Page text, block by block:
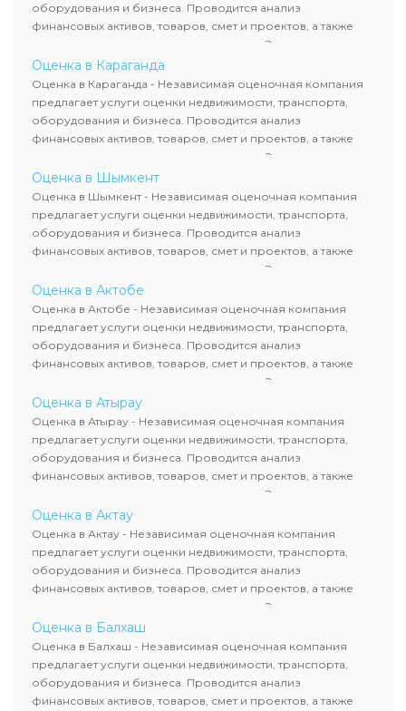
сделок, кредитования и судебных процессов.
оборудования и бизнеса. Проводится анализ
финансовых активов, товаров, смет и проектов, а также
оценка животных и недропользования. Эксперты
определяют рыночную стоимость имущества и
рассчитывают ущерб. Все отчеты соответствуют
требованиям законодательства и используются для
сделок, кредитования и судебных процессов.
Оценка в Караганда
Оценка в Караганда - Независимая оценочная компания
предлагает услуги оценки недвижимости, транспорта,
оборудования и бизнеса. Проводится анализ
финансовых активов, товаров, смет и проектов, а также
оценка животных и недропользования. Эксперты
определяют рыночную стоимость имущества и
рассчитывают ущерб. Все отчеты соответствуют
требованиям законодательства и используются для
сделок, кредитования и судебных процессов.
Оценка в Шымкент
Оценка в Шымкент - Независимая оценочная компания
предлагает услуги оценки недвижимости, транспорта,
оборудования и бизнеса. Проводится анализ
финансовых активов, товаров, смет и проектов, а также
оценка животных и недропользования. Эксперты
определяют рыночную стоимость имущества и
рассчитывают ущерб. Все отчеты соответствуют
требованиям законодательства и используются для
сделок, кредитования и судебных процессов.
Оценка в Актобе
Оценка в Актобе - Независимая оценочная компания
предлагает услуги оценки недвижимости, транспорта,
оборудования и бизнеса. Проводится анализ
финансовых активов, товаров, смет и проектов, а также
оценка животных и недропользования. Эксперты
определяют рыночную стоимость имущества и
рассчитывают ущерб. Все отчеты соответствуют
требованиям законодательства и используются для
сделок, кредитования и судебных процессов.
Оценка в Атырау
Оценка в Атырау - Независимая оценочная компания
предлагает услуги оценки недвижимости, транспорта,
оборудования и бизнеса. Проводится анализ
финансовых активов, товаров, смет и проектов, а также
оценка животных и недропользования. Эксперты
определяют рыночную стоимость имущества и
рассчитывают ущерб. Все отчеты соответствуют
требованиям законодательства и используются для
сделок, кредитования и судебных процессов.
Оценка в Актау
Оценка в Актау - Независимая оценочная компания
предлагает услуги оценки недвижимости, транспорта,
оборудования и бизнеса. Проводится анализ
финансовых активов, товаров, смет и проектов, а также
оценка животных и недропользования. Эксперты
определяют рыночную стоимость имущества и
рассчитывают ущерб. Все отчеты соответствуют
требованиям законодательства и используются для
сделок, кредитования и судебных процессов.
Оценка в Балхаш
Оценка в Балхаш - Независимая оценочная компания
предлагает услуги оценки недвижимости, транспорта,
оборудования и бизнеса. Проводится анализ
финансовых активов, товаров, смет и проектов, а также